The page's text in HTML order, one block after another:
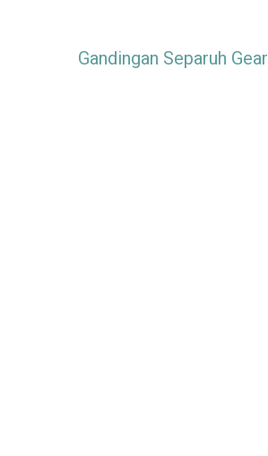
Gandingan Separuh Gear